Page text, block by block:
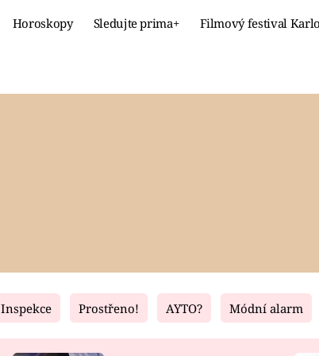
Horoskopy Sledujte prima+ Filmový festival
Fresh Living
Inspekce Prostřeno! AYTO? Módní alarm